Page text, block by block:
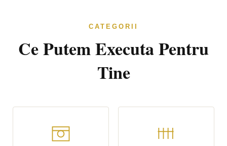
CATEGORII
Ce Putem Executa Pentru
Tine